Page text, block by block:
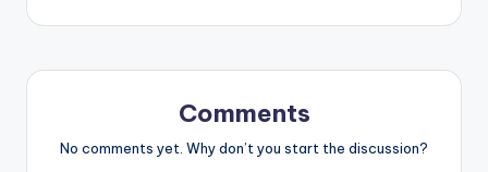
Comments
No comments yet. Why don’t you start the discussion?